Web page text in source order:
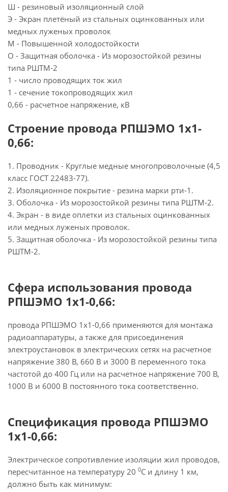
Ш - резиновый изоляционный слой
Э - Экран плетёный из стальных оцинкованных или
медных луженых проволок
М - Повышенной холодостойкости
О - Защитная оболочка - Из морозостойкой резины
типа РШТМ-2
1 - число проводящих ток жил
1 - сечение токопроводящих жил
0,66 - расчетное напряжение, кВ
Строение провода РПШЭМО 1х1-
0,66:
1. Проводник - Круглые медные многопроволочные (4,5
класс ГОСТ 22483-77).
2. Изоляционное покрытие - резина марки рти-1.
3. Оболочка - Из морозостойкой резины типа РШТМ-2.
4. Экран - в виде оплетки из стальных оцинкованных
или медных луженых проволок.
5. Защитная оболочка - Из морозостойкой резины типа
РШТМ-2.
Сфера использования провода
РПШЭМО 1х1-0,66:
провода РПШЭМО 1х1-0,66 применяются для монтажа
радиоаппаратуры, а также для присоединения
электроустановок в электрических сетях на расчетное
напряжение 380 В, 660 В и 3000 В переменного тока
частотой до 400 Гц или на расчетное напряжение 700 В,
1000 В и 6000 В постоянного тока соответственно.
Спецификация провода РПШЭМО
1х1-0,66:
Электрическое сопротивление изоляции жил проводов,
пересчитанное на температуру 20 0С и длину 1 км,
должно быть как минимум: